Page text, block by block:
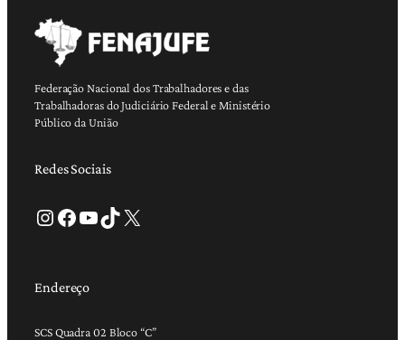
Federação Nacional dos Trabalhadores e das
Trabalhadoras do Judiciário Federal e Ministério
Público da União
Redes Sociais
Instagram Facebook Youtube TikTok X
Endereço
SCS Quadra 02 Bloco “C”